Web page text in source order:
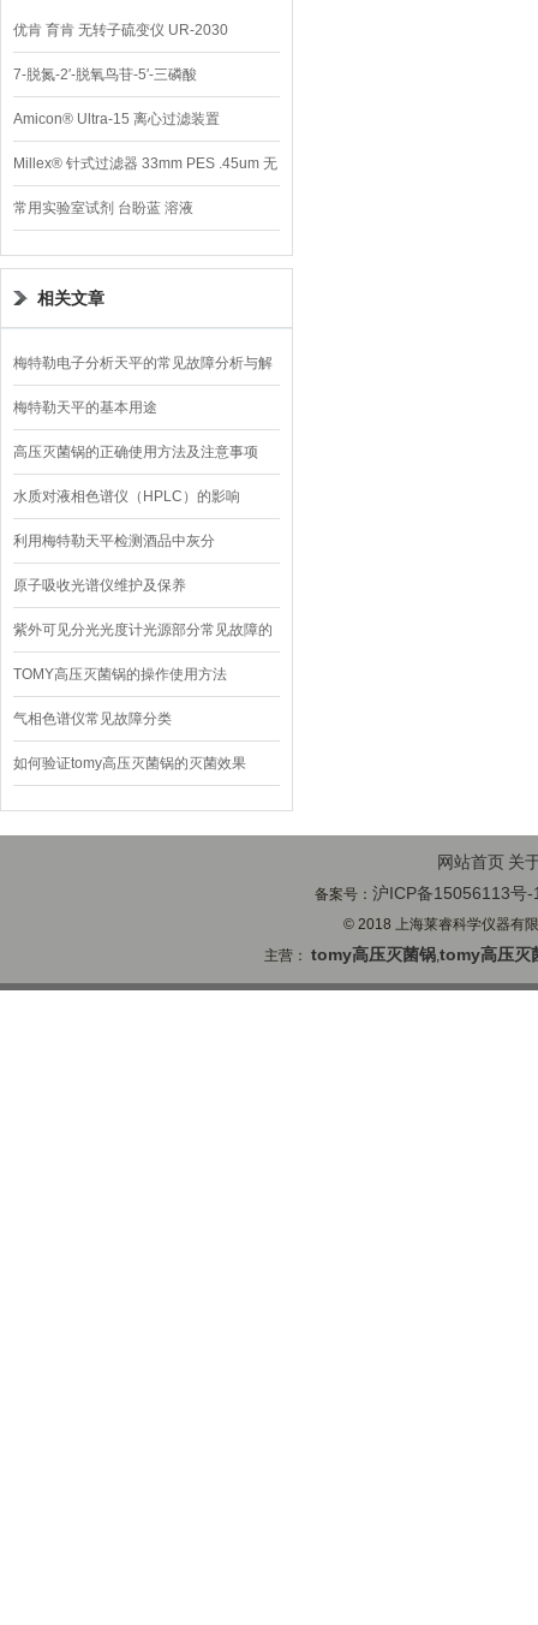
优肯 育肯 无转子硫变仪 UR-2030
7-脱氮-2′-脱氧鸟苷-5′-三磷酸
Amicon® Ultra-15 离心过滤装置
Millex® 针式过滤器 33mm PES .45um 无
菌
常用实验室试剂 台盼蓝 溶液
相关文章
梅特勒电子分析天平的常见故障分析与解
决
梅特勒天平的基本用途
高压灭菌锅的正确使用方法及注意事项
水质对液相色谱仪（HPLC）的影响
利用梅特勒天平检测酒品中灰分
原子吸收光谱仪维护及保养
紫外可见分光光度计光源部分常见故障的
排除
TOMY高压灭菌锅的操作使用方法
气相色谱仪常见故障分类
如何验证tomy高压灭菌锅的灭菌效果
网站首页 关
备案号：沪ICP备15056113号-
© 2018 上海莱睿科学仪器有
主营：tomy高压灭菌锅,tomy高压灭